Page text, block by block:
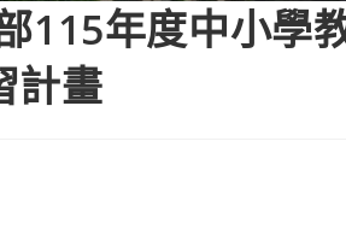
115年度中小學
計畫